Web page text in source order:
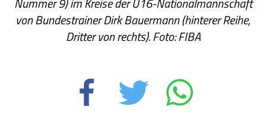
von Bundestrainer Dirk Bauermann (hinterer Reihe,
Dritter von rechts). Foto: FIBA